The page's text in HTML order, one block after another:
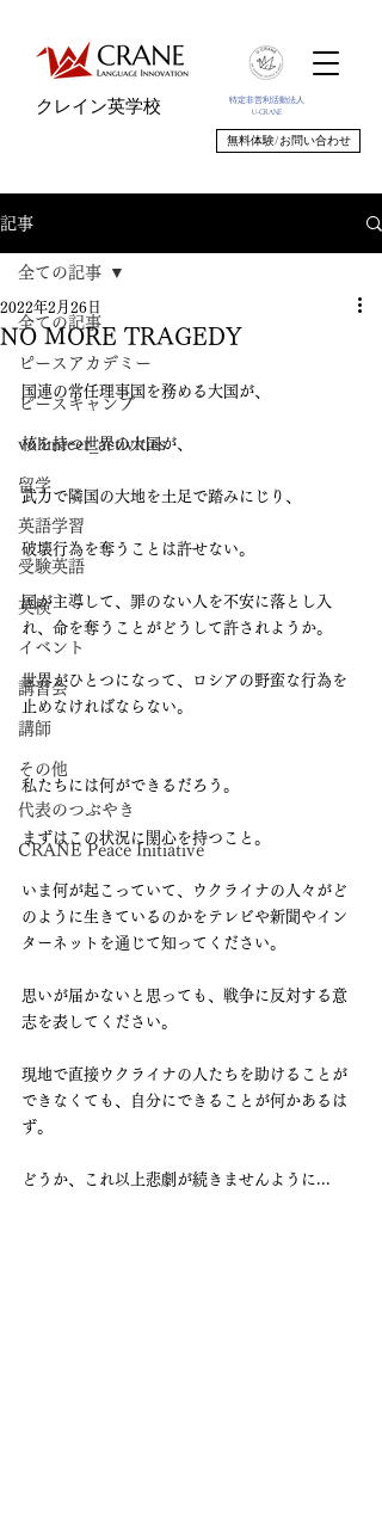
特定非営利活動法人
U-CRANE
クレイン英学校
無料体験/お問い合わせ
記事
全ての記事
ピースアカデミー
ピースキャンプ
volunteer_activities
留学
英語学習
受験英語
英検
イベント
講習会
講師
その他
代表のつぶやき
CRANE Peace Initiative
全ての記事
NO MORE TRAGEDY
2022年2月26日
国連の常任理事国を務める大国が、
核を持つ世界の大国が、
武力で隣国の大地を土足で踏みにじり、
破壊行為を奪うことは許せない。
国が主導して、罪のない人を不安に落とし入
れ、命を奪うことがどうして許されようか。
世界がひとつになって、ロシアの野蛮な行為を
止めなければならない。
私たちには何ができるだろう。
まずはこの状況に関心を持つこと。
いま何が起こっていて、ウクライナの人々がど
のように生きているのかをテレビや新聞やイン
ターネットを通じて知ってください。
思いが届かないと思っても、戦争に反対する意
志を表してください。
現地で直接ウクライナの人たちを助けることが
できなくても、自分にできることが何かあるは
ず。
どうか、これ以上悲劇が続きませんように...